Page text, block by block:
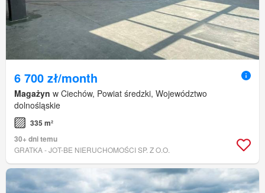
6 700 zł/month
Magażyn w Ciechów, Powiat średzki, Województwo
dolnośląskie
335 m²
30+ dni temu
GRATKA - JOT-BE NIERUCHOMOŚCI SP. Z O.O.